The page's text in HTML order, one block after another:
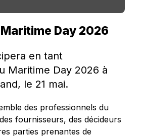
Day 2026
en tant
Maritime Day 2026 à
le 21 mai.
des professionnels du
fournisseurs, des décideurs
parties prenantes de